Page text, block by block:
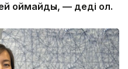
қоймайды, — деді ол.